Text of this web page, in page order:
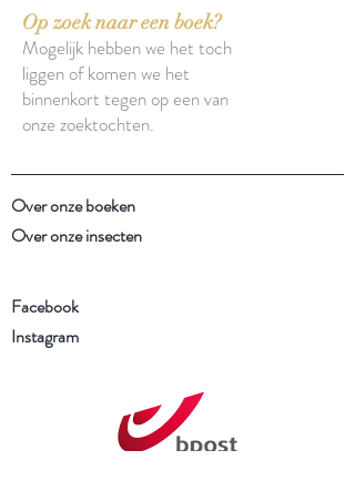
Op zoek naar een boek?
Mogelijk hebben we het toch
liggen of komen we het
binnenkort tegen op een van
onze zoektochten.
Over onze boeken
Over onze insecten
Facebook
Instagram